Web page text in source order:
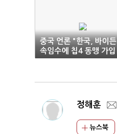
중국 언론 "한국, 바이든
속임수에 칩4 동맹 가입
해선 안 돼"
정해훈
뉴스북